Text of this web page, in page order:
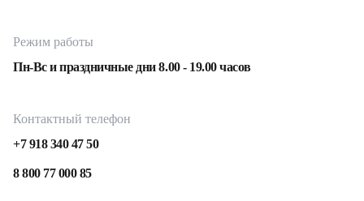
Режим работы
Пн-Вс и праздничные дни 8.00 - 19.00 часов
Контактный телефон
+7 918 340 47 50
8 800 77 000 85